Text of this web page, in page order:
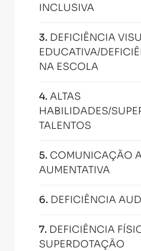
INCLUSIVA
3. DEFICIÊNCIA
EDUCATIVA/
NA ESCOLA
4.ALTAS
HABILIDADES/
TALENTOS
5. COMUNICAÇÃO
AUMENTATIVA
6. DEFICIÊNCIA
7. DEFICIÊNCIA
SUPERDOTAÇÃO